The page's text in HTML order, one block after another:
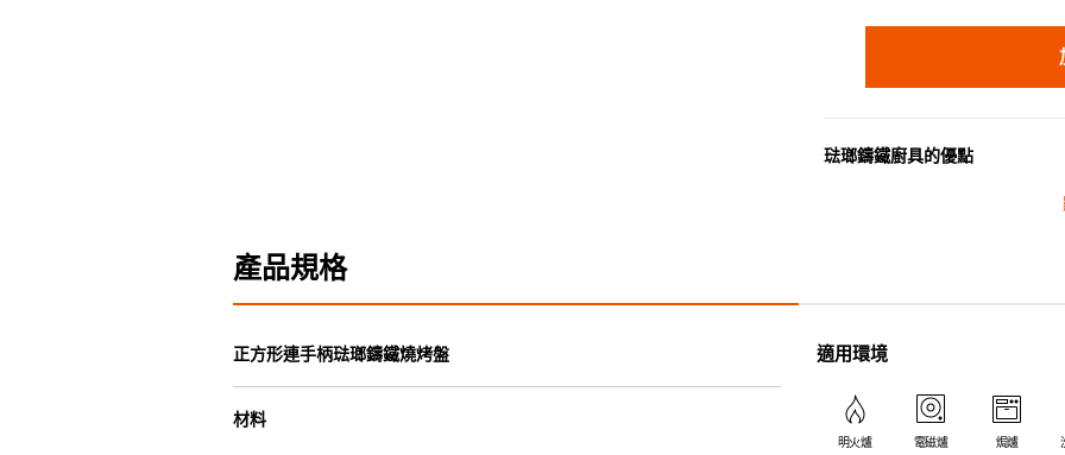
琺瑯鑄鐵廚具的優點
• 琺瑯鑄鐵傳熱性均勻，不會產
• 適用於多種熱源，例如明火、
產品規格
正方形連手柄琺瑯鑄鐵燒烤盤
材料
適用環境
明火爐 電磁爐 焗爐